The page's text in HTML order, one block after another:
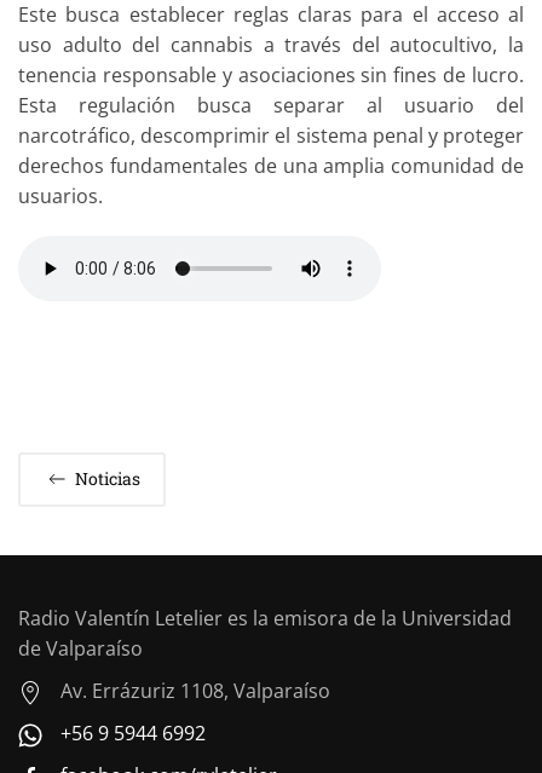
Este busca establecer reglas claras para el acceso al
uso adulto del cannabis a través del autocultivo, la
tenencia responsable y asociaciones sin fines de lucro.
Esta regulación busca separar al usuario del
narcotráfico, descomprimir el sistema penal y proteger
derechos fundamentales de una amplia comunidad de
usuarios.
Noticias
Radio Valentín Letelier es la emisora de la Universidad
de Valparaíso
Av. Errázuriz 1108, Valparaíso
+56 9 5944 6992